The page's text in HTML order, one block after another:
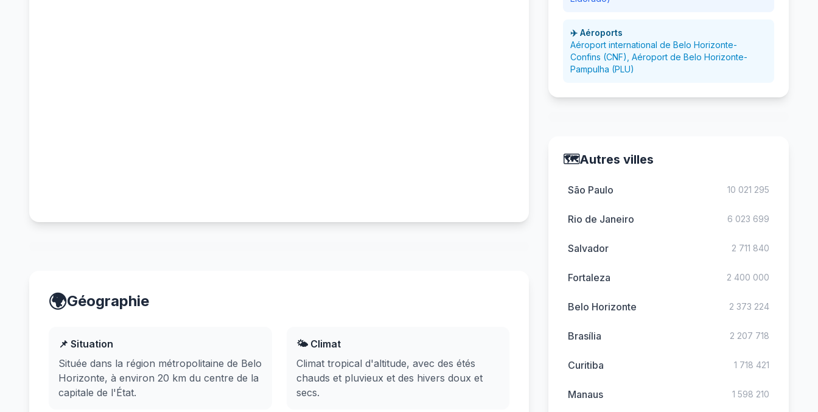
🌍Géographie
📌 Situation
Située dans la région métropolitaine de Belo
Horizonte, à environ 20 km du centre de la
capitale de l'État.
🌤️ Climat
Climat tropical d'altitude, avec des étés
chauds et pluvieux et des hivers doux et
secs.
✈️ Aéroports
Aéroport international de Belo Horizonte-
Confins (CNF), Aéroport de Belo Horizonte-
Pampulha (PLU)
🗺️Autres villes
São Paulo 10 021 295
Rio de Janeiro 6 023 699
Salvador 2 711 840
Fortaleza 2 400 000
Belo Horizonte 2 373 224
Brasília 2 207 718
Curitiba 1 718 421
Manaus 1 598 210